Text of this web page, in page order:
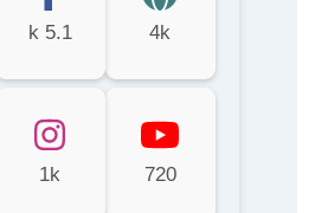
4k
5.1 k
720
1k